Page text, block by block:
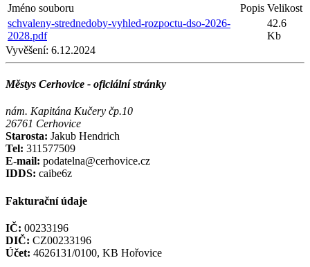
Jméno souboru
Popis Velikost
schvaleny-strednedoby-vyhled-rozpoctu-dso-2026-
2028.pdf
42.6
Kb
Vyvěšení: 6.12.2024
Městys Cerhovice - oficiální stránky
nám. Kapitána Kučery čp.10
26761 Cerhovice
Starosta: Jakub Hendrich
Tel: 311577509
E-mail: podatelna@cerhovice.cz
IDDS: caibe6z
Fakturační údaje
IČ: 00233196
DIČ: CZ00233196
Účet: 4626131/0100, KB Hořovice